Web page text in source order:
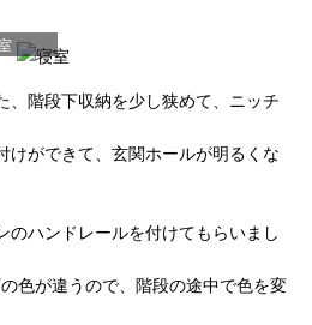
、階段下収納を少し狭めて、ニッチ
けができて、玄関ホールが明るくな
のハンドレールを付けてもらいまし
色が違うので、階段の途中で色を変